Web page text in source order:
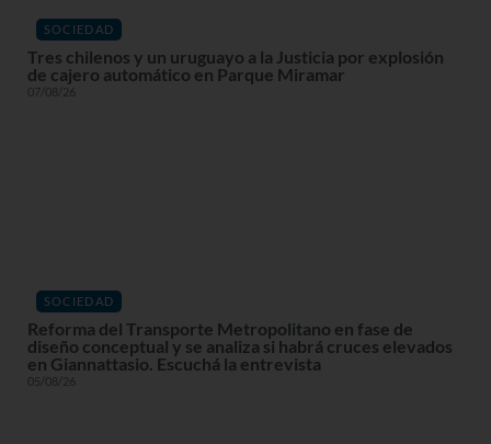
SOCIEDAD
Tres chilenos y un uruguayo a la Justicia por explosión
de cajero automático en Parque Miramar
07/08/26
SOCIEDAD
Reforma del Transporte Metropolitano en fase de
diseño conceptual y se analiza si habrá cruces elevados
en Giannattasio. Escuchá la entrevista
05/08/26